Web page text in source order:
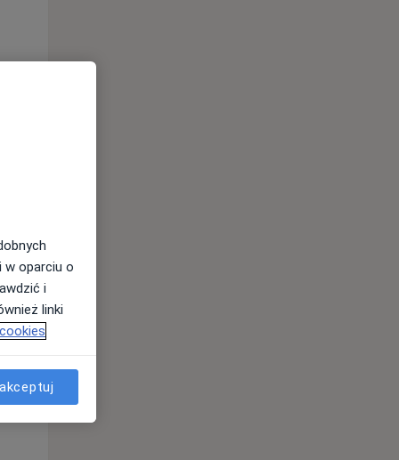
Wt,
11 Sie
w oparciu o
i
linki